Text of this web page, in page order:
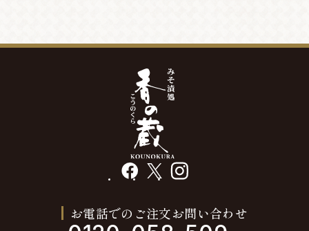
facebook instagram
お電話でのご注文お問い合わせ